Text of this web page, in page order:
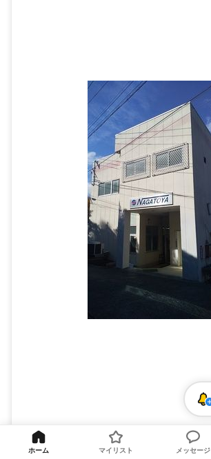
お菓子に関する軽作業
ホーム マイリスト メッセージ